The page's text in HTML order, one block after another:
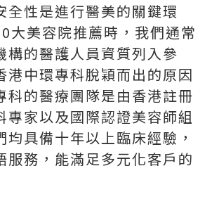
全性是進行醫美的關鍵環
大美容院推薦時，我們通常
構的醫護人員資質列入參
港中環專科脫穎而出的原因
科的醫療團隊是由香港註冊
專家以及國際認證美容師組
均具備十年以上臨床經驗，
服務，能滿足多元化客戶的